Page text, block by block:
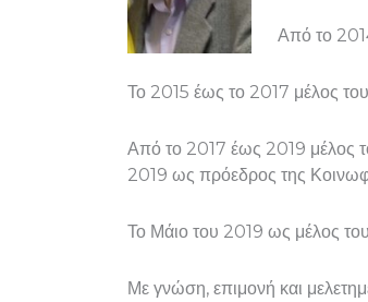
Από το
Το 2015 έως το 2017 μέλος
Από το 2017 έως 2019 μέλος
2019 ως πρόεδρος της
Το Μάιο του 2019 ως μέλος
Με γνώση, επιμονή και